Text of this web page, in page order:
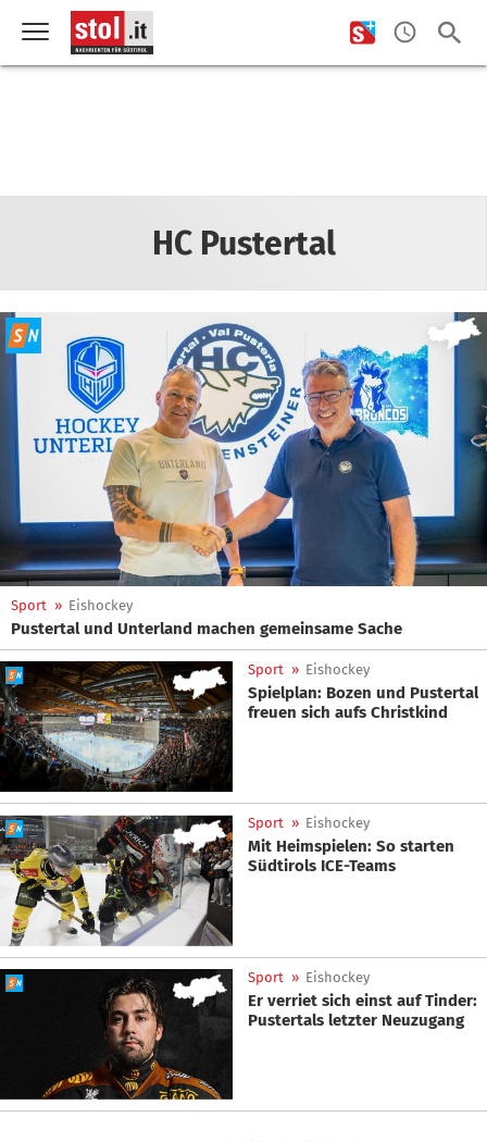
HC Pustertal
Sport » Eishockey
Pustertal und Unterland machen gemeinsame Sache
Sport » Eishockey
Spielplan: Bozen und Pustertal
freuen sich aufs Christkind
Sport » Eishockey
Mit Heimspielen: So starten
Südtirols ICE-Teams
Sport » Eishockey
Er verriet sich einst auf Tinder:
Pustertals letzter Neuzugang